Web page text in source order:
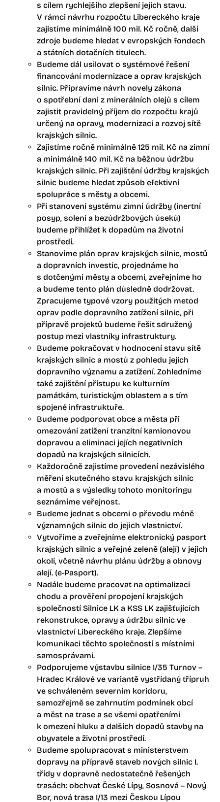
s cílem rychlejšího zlepšení jejich stavu.
V rámci návrhu rozpočtu Libereckého kraje
zajistíme minimálně 100 mil. Kč ročně, další
zdroje budeme hledat v evropských fondech
a státních dotačních titulech.
Budeme dál usilovat o systémové řešení
financování modernizace a oprav krajských
silnic. Připravíme návrh novely zákona
o spotřební dani z minerálních olejů s cílem
zajistit pravidelný příjem do rozpočtu krajů
určený na opravy, modernizaci a rozvoj sítě
krajských silnic.
Zajistíme ročně minimálně 125 mil. Kč na zimní
a minimálně 140 mil. Kč na běžnou údržbu
krajských silnic. Při zajištění údržby krajských
silnic budeme hledat způsob efektivní
spolupráce s městy a obcemi.
Při stanovení systému zimní údržby (inertní
posyp, solení a bezúdržbových úseků)
budeme přihlížet k dopadům na životní
prostředí.
Stanovíme plán oprav krajských silnic, mostů
a dopravních investic, projednáme ho
s dotčenými městy a obcemi, zveřejníme ho
a budeme tento plán důsledně dodržovat.
Zpracujeme typové vzory použitých metod
oprav podle dopravního zatížení silnic, při
přípravě projektů budeme řešit sdružený
postup mezi vlastníky infrastruktury.
Budeme pokračovat v hodnocení stavu sítě
krajských silnic a mostů z pohledu jejich
dopravního významu a zatížení. Zohledníme
také zajištění přístupu ke kulturním
památkám, turistickým oblastem a s tím
spojené infrastruktuře.
Budeme podporovat obce a města při
omezování zatížení tranzitní kamionovou
dopravou a eliminaci jejích negativních
dopadů na krajských silnicích.
Každoročně zajistíme provedení nezávislého
měření skutečného stavu krajských silnic
a mostů a s výsledky tohoto monitoringu
seznámíme veřejnost.
Budeme jednat s obcemi o převodu méně
významných silnic do jejich vlastnictví.
Vytvoříme a zveřejníme elektronický pasport
krajských silnic a veřejné zeleně (alejí) v jejich
okolí, včetně návrhu plánu údržby a obnovy
alejí. (e-Pasport).
Nadále budeme pracovat na optimalizaci
chodu a prověření propojení krajských
společností Silnice LK a KSS LK zajišťujících
rekonstrukce, opravy a údržbu silnic ve
vlastnictví Libereckého kraje. Zlepšíme
komunikaci těchto společností s místními
samosprávami.
Podporujeme výstavbu silnice I/35 Turnov –
Hradec Králové ve variantě vystřídaný třípruh
ve schváleném severním koridoru,
samozřejmě se zahrnutím podmínek obcí
a měst na trase a se všemi opatřeními
k omezení hluku a dalších dopadů stavby na
obyvatele a životní prostředí.
Budeme spolupracovat s ministerstvem
dopravy na přípravě staveb nových silnic I.
třídy v dopravně nedostatečně řešených
trasách: obchvat České Lípy, Sosnová – Nový
Bor, nová trasa I/13 mezi Českou Lípou